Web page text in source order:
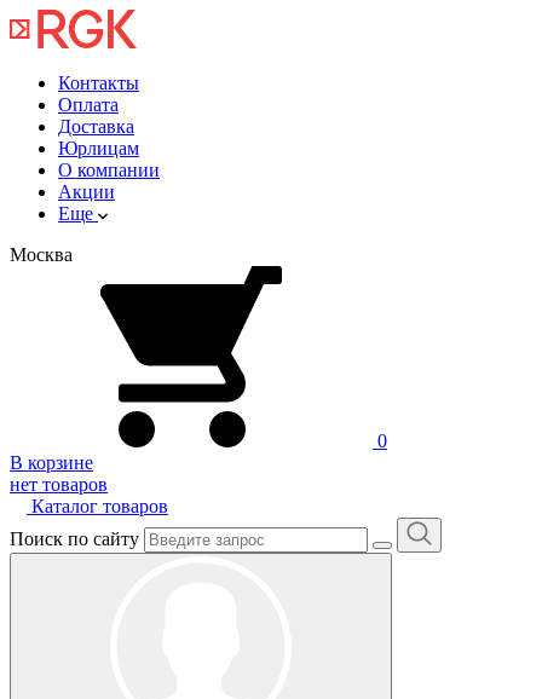
Контакты
Оплата
Доставка
Юрлицам
О компании
Акции
Еще
Москва
0
В корзине
нет товаров
Каталог товаров
Поиск по сайту